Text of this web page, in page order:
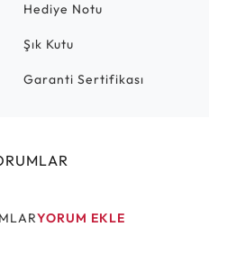
Hediye Notu
Şık Kutu
Garanti Sertifikası
YORUM EKLE